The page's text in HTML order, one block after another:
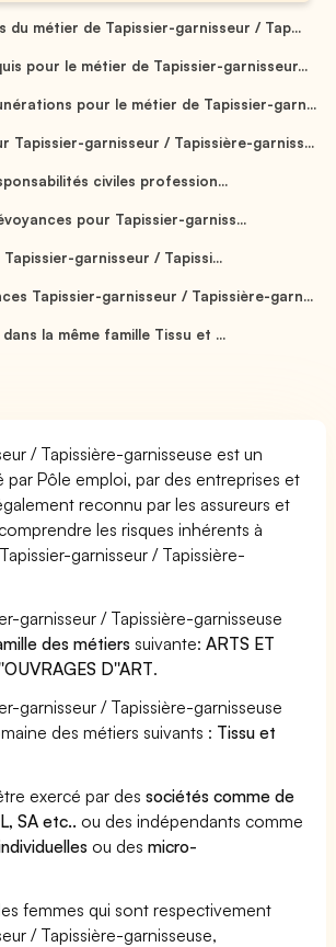
du métier de Tapissier-garnisseur / Tap...
pour le métier de Tapissier-garnisseur...
pour le métier de Tapissier-garn...
Tapissier-garnisseur / Tapissière-garniss...
civiles profession...
pour Tapissier-garniss...
garnisseur / Tapissi...
Tapissier-garnisseur / Tapissière-garn...
la même famille Tissu et ...
/ Tapissière-garnisseuse est un
par Pôle emploi, par des entreprises et
reconnu par les assureurs et
les risques inhérents à
garnisseur / Tapissière-
garnisseur / Tapissière-garnisseuse
des métiers suivante:ARTS ET
D''ART.
garnisseur / Tapissière-garnisseuse
des métiers suivants : Tissu et
exercé par dessociétés comme de
SA etc.. ou des indépendants comme
ou desmicro-
femmes qui sont respectivement
/ Tapissière-garnisseuse,